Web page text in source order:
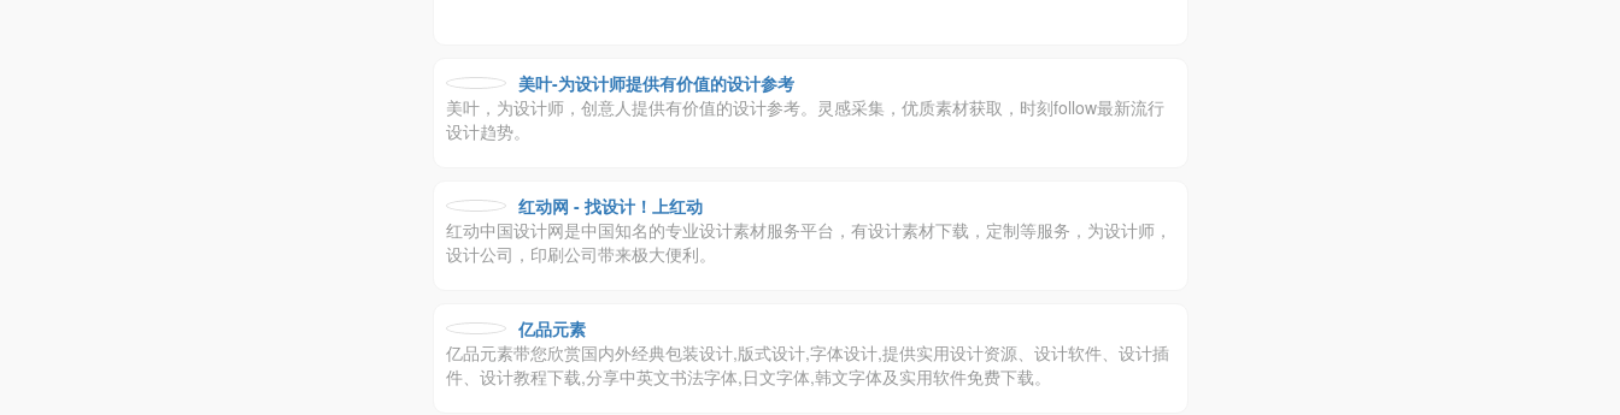
美叶-为设计师提供有价值的设计参考
美叶，为设计师，创意人提供有价值的设计参考。灵感采集，优质素材获取，时刻follow最新流行
设计趋势。
红动网 - 找设计！上红动
红动中国设计网是中国知名的专业设计素材服务平台，有设计素材下载，定制等服务，为设计师，
设计公司，印刷公司带来极大便利。
亿品元素
亿品元素带您欣赏国内外经典包装设计,版式设计,字体设计,提供实用设计资源、设计软件、设计插
件、设计教程下载,分享中英文书法字体,日文字体,韩文字体及实用软件免费下载。